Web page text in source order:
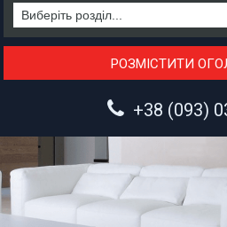
РОЗМІСТИТИ
+38 (093)